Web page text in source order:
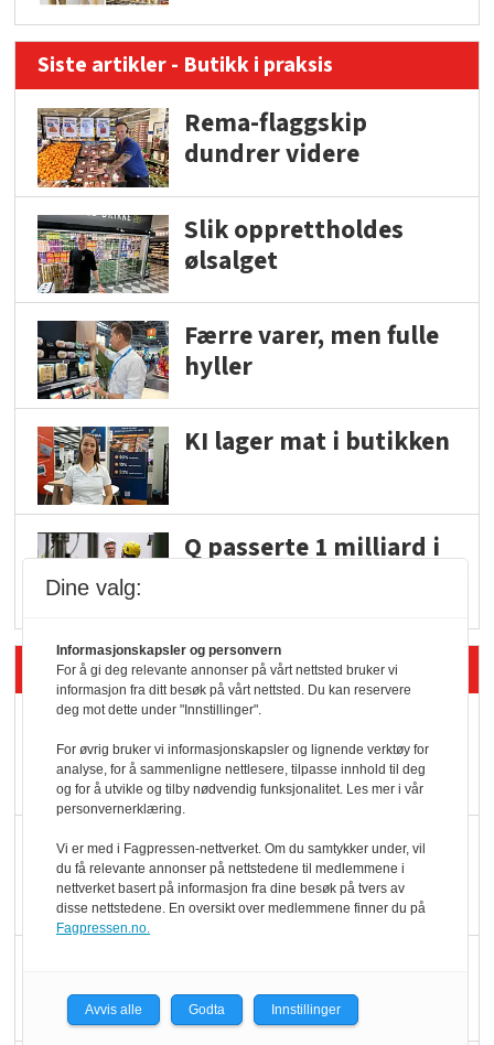
Siste artikler - Butikk i praksis
Rema-flaggskip
dundrer videre
Slik opprettholdes
ølsalget
Færre varer, men fulle
hyller
KI lager mat i butikken
Q passerte 1 milliard i
Siste artikler - Økologisk
Kolonihagens norske
yoghurt: Trues av
melkemangel
Marit Kolby vant
Økologisk Norge sin
hederspris
økologisk i butikkhylla
Dine valg:
Informasjonskapsler og personvern
For å gi deg relevante annonser på vårt nettsted bruker vi
informasjon fra ditt besøk på vårt nettsted. Du kan reservere
deg mot dette under "Innstillinger".
For øvrig bruker vi informasjonskapsler og lignende verktøy for
analyse, for å sammenligne nettlesere, tilpasse innhold til deg
og for å utvikle og tilby nødvendig funksjonalitet. Les mer i vår
personvernerklæring.
Vi er med i Fagpressen-nettverket. Om du samtykker under, vil
du få relevante annonser på nettstedene til medlemmene i
nettverket basert på informasjon fra dine besøk på tvers av
disse nettstedene. En oversikt over medlemmene finner du på
Fagpressen.no.
Avvis alle Godta Innstillinger